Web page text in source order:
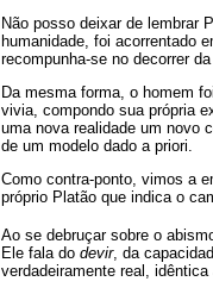
Não posso deixar de lembrar
humanidade, foi acorrentado
recompunha-se no decorrer
Da mesma forma, o homem
vivia, compondo sua própria
uma nova realidade um novo
de um modelo dado a priori.
Como contra-ponto, vimos a
próprio Platão que indica o
Ao se debruçar sobre o
Ele fala do devir, da
verdadeiramente real,